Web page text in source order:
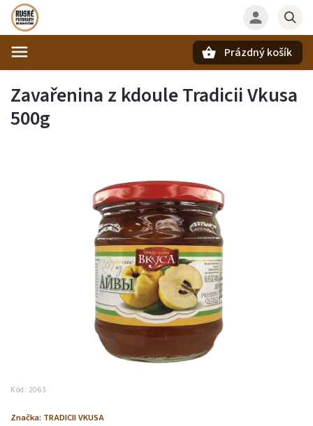
Prázdný košík
Zavařenina z kdoule Tradicii Vkusa
500g
Kód: 2063
Značka: TRADICII VKUSA